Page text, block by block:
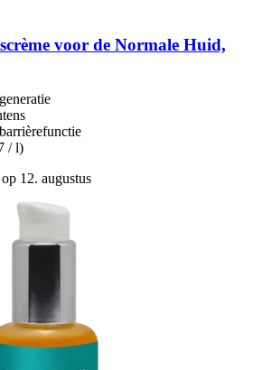
voor de Normale Huid,
/ l)
12. augustus